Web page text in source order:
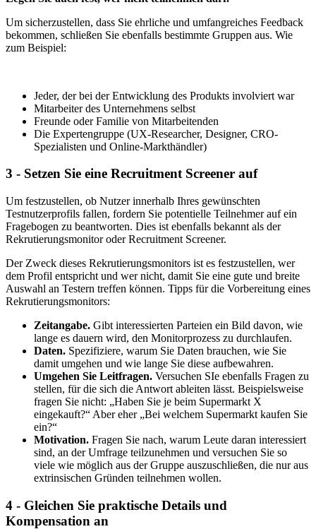
Um sicherzustellen, dass Sie ehrliche und umfangreiches Feedback
bekommen, schließen Sie ebenfalls bestimmte Gruppen aus. Wie
zum Beispiel:
Jeder, der bei der Entwicklung des Produkts involviert war
Mitarbeiter des Unternehmens selbst
Freunde oder Familie von Mitarbeitenden
Die Expertengruppe (UX-Researcher, Designer, CRO-
Spezialisten und Online-Markthändler)
3 - Setzen Sie eine Recruitment Screener auf
Um festzustellen, ob Nutzer innerhalb Ihres gewünschten
Testnutzerprofils fallen, fordern Sie potentielle Teilnehmer auf ein
Fragebogen zu beantworten. Dies ist ebenfalls bekannt als der
Rekrutierungsmonitor oder Recruitment Screener.
Der Zweck dieses Rekrutierungsmonitors ist es festzustellen, wer
dem Profil entspricht und wer nicht, damit Sie eine gute und breite
Auswahl an Testern treffen können. Tipps für die Vorbereitung eines
Rekrutierungsmonitors:
Zeitangabe. Gibt interessierten Parteien ein Bild davon, wie
lange es dauern wird, den Monitorprozess zu durchlaufen.
Daten. Spezifiziere, warum Sie Daten brauchen, wie Sie
damit umgehen und wie lange Sie diese aufbewahren.
Umgehen Sie Leitfragen. Versuchen SIe ebenfalls Fragen zu
stellen, für die sich die Antwort ableiten lässt. Beispielsweise
fragen Sie nicht: „Haben Sie je beim Supermarkt X
eingekauft?“ Aber eher „Bei welchem Supermarkt kaufen Sie
ein?“
Motivation. Fragen Sie nach, warum Leute daran interessiert
sind, an der Umfrage teilzunehmen und versuchen Sie so
viele wie möglich aus der Gruppe auszuschließen, die nur aus
extrinsischen Gründen teilnehmen wollen.
4 - Gleichen Sie praktische Details und
Kompensation an